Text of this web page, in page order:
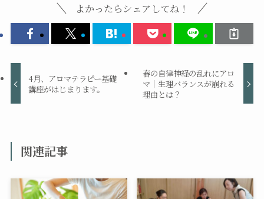
よかったらシェアしてね！
4月、アロマテラピー基礎
講座がはじまります。
春の自律神経の乱れにアロ
マ｜生理バランスが崩れる
理由とは？
関連記事